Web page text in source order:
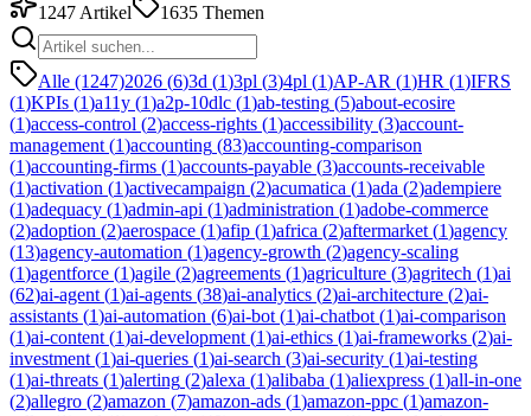
1247 Artikel 1635 Themen
Alle (1247)2026 (6)3d (1)3pl (3)4pl (1)AP-AR (1)HR (1)IFRS
(1)KPIs (1)a11y (1)a2p-10dlc (1)ab-testing (5)about-ecosire
(1)access-control (2)access-rights (1)accessibility (3)account-
management (1)accounting (83)accounting-comparison
(1)accounting-firms (1)accounts-payable (3)accounts-receivable
(1)activation (1)activecampaign (2)acumatica (1)ada (2)adempiere
(1)adequacy (1)admin-api (1)administration (1)adobe-commerce
(2)adoption (2)aerospace (1)afip (1)africa (2)aftermarket (1)agency
(13)agency-automation (1)agency-growth (2)agency-scaling
(1)agentforce (1)agile (2)agreements (1)agriculture (3)agritech (1)ai
(62)ai-agent (1)ai-agents (38)ai-analytics (2)ai-architecture (2)ai-
assistants (1)ai-automation (6)ai-bot (1)ai-chatbot (1)ai-comparison
(1)ai-content (1)ai-development (1)ai-ethics (1)ai-frameworks (2)ai-
investment (1)ai-queries (1)ai-search (3)ai-security (1)ai-testing
(1)ai-threats (1)alerting (2)alexa (1)alibaba (1)aliexpress (1)all-in-one
(2)allegro (2)amazon (7)amazon-ads (1)amazon-ppc (1)amazon-